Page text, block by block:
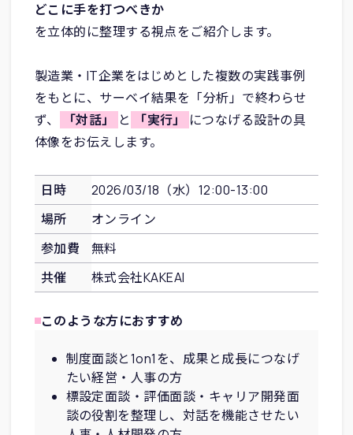
どこに手を打つべきか
を立体的に整理する視点をご紹介します。
製造業・IT企業をはじめとした複数の実践事例
をもとに、サーベイ結果を「分析」で終わらせ
ず、
「対話」 と 「実行」
につなげる設計の具
体像をお伝えします。
日時
2026/03/18（水）12:00-13:00
場所
オンライン
参加費
無料
共催
株式会社KAKEAI
このような方におすすめ
制度面談と1on1を、成果と成長につなげ
たい経営・人事の方
標設定面談・評価面談・キャリア開発面
談の役割を整理し、対話を機能させたい